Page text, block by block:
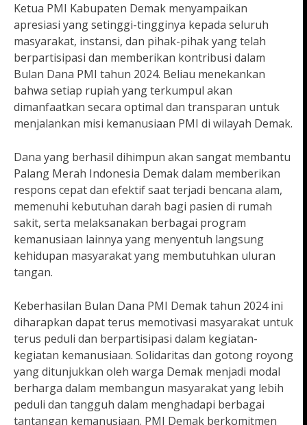
Ketua PMI Kabupaten Demak menyampaikan
apresiasi yang setinggi-tingginya kepada seluruh
masyarakat, instansi, dan pihak-pihak yang telah
berpartisipasi dan memberikan kontribusi dalam
Bulan Dana PMI tahun 2024. Beliau menekankan
bahwa setiap rupiah yang terkumpul akan
dimanfaatkan secara optimal dan transparan untuk
menjalankan misi kemanusiaan PMI di wilayah Demak.
Dana yang berhasil dihimpun akan sangat membantu
Palang Merah Indonesia Demak dalam memberikan
respons cepat dan efektif saat terjadi bencana alam,
memenuhi kebutuhan darah bagi pasien di rumah
sakit, serta melaksanakan berbagai program
kemanusiaan lainnya yang menyentuh langsung
kehidupan masyarakat yang membutuhkan uluran
tangan.
Keberhasilan Bulan Dana PMI Demak tahun 2024 ini
diharapkan dapat terus memotivasi masyarakat untuk
terus peduli dan berpartisipasi dalam kegiatan-
kegiatan kemanusiaan. Solidaritas dan gotong royong
yang ditunjukkan oleh warga Demak menjadi modal
berharga dalam membangun masyarakat yang lebih
peduli dan tangguh dalam menghadapi berbagai
tantangan kemanusiaan. PMI Demak berkomitmen